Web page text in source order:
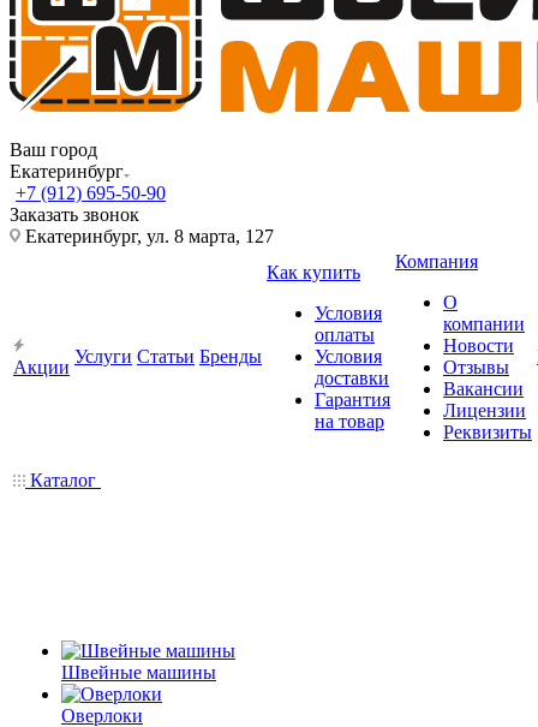
Ваш город
Екатеринбург
+7 (912) 695-50-90
Заказать звонок
Екатеринбург, ул. 8 марта, 127
Акции
Услуги Статьи Бренды
Как купить
Условия
оплаты
Условия
доставки
Гарантия
на товар
Компания
О
компании
Новости
Отзывы
Вакансии
Лицензии
Реквизиты
Каталог
Швейные машины
Оверлоки